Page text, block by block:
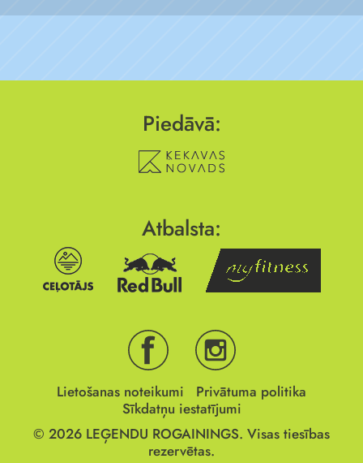
Piedāvā:
Atbalsta:
Lietošanas noteikumi
Privātuma politika
Sīkdatņu iestatījumi
© 2026 LEĢENDU ROGAININGS. Visas tiesības
rezervētas.